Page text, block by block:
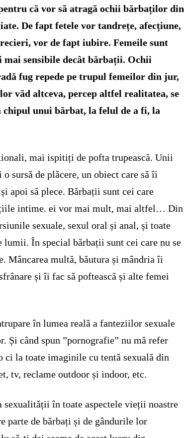
că vor să atragă ochii bărbaților din
De fapt fetele vor tandrețe, afecțiune,
vor de fapt iubire. Femeile sunt
mai sensibile decât bărbații. Ochii
fug repede pe trupul femeilor din jur,
văd altceva, percep altfel realitatea, se
chipul unui bărbat, la felul de a fi, la
mai ispitiți de pofta trupească. Unii
sursă de plăcere, un obiect care să îi
apoi să plece. Bărbații sunt cei care
intime. ei vor mai mult, mai altfel… Din
sexuale, sexul oral și anal, și toate
lumii. În special bărbații sunt cei care nu se
Mâncarea multă, băutura și mândria îi
și îi fac să poftească și alte femei
în lumea reală a fanteziilor sexuale
Și când spun ”pornografie” nu mă refer
ci la toate imaginile cu tentă sexuală din
tv, reclame outdoor și indoor, etc.
sexualității în toate aspectele vieții noastre
parte de bărbați și de gândurile lor